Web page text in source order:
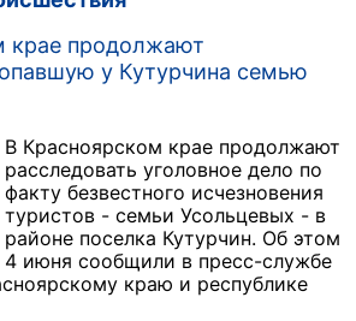
крае продолжают
у Кутурчина семью
В Красноярском крае продолжают
расследовать уголовное дело по
факту безвестного исчезновения
туристов - семьи Усольцевых - в
районе поселка Кутурчин. Об этом
4 июня сообщили в пресс-службе
краю и республике